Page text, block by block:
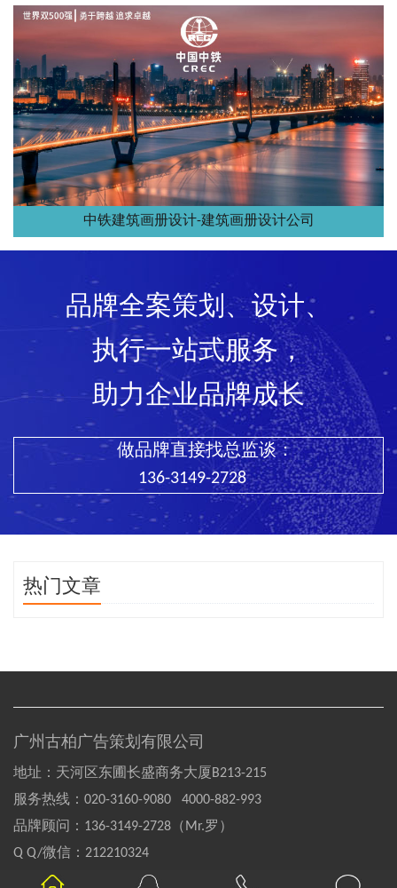
中铁建筑画册设计-建筑画册设计公司
品牌全案策划、设计、
执行一站式服务，
助力企业品牌成长
做品牌直接找总监谈：
136-3149-2728
热门文章
广州古柏广告策划有限公司
地址：天河区东圃长盛商务大厦B213-215
服务热线： 020-3160-9080 4000-882-993
品牌顾问： 136-3149-2728（Mr.罗）
Q Q/微信： 212210324
Copyright©2004-2020 GOOBAI Inc.All rights reserved